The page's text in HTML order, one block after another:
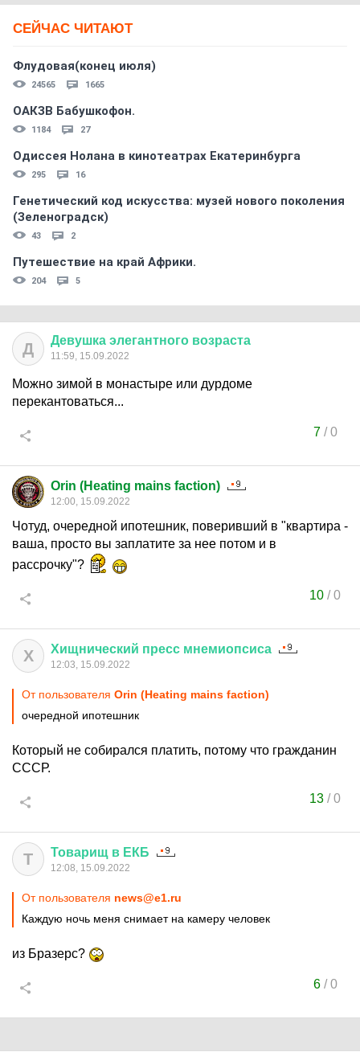
СЕЙЧАС ЧИТАЮТ
Флудовая(конец июля)
24565 1665
ОАКЗВ Бабушкофон.
1184 27
Одиссея Нолана в кинотеатрах Екатеринбурга
295 16
Генетический код искусства: музей нового поколения
(Зеленоградск)
43 2
Путешествие на край Африки.
204 5
Д Девушка элегантного возраста
11:59, 15.09.2022
Можно зимой в монастыре или дурдоме
перекантоваться...
7/0
Orin (Heating mains faction)
12:00, 15.09.2022
Чотуд, очередной ипотешник, поверивший в "квартира -
ваша, просто вы заплатите за нее потом и в
рассрочку"?
10 /0
Х Хищнический пресс мнемиопсиса
12:03, 15.09.2022
От пользователя Orin (Heating mains faction)
очередной ипотешник
Который не собирался платить, потому что гражданин
СССР.
13 /0
Т Товарищ в ЕКБ
12:08, 15.09.2022
От пользователя news@e1.ru
Каждую ночь меня снимает на камеру человек
из Бразерс?
6/0